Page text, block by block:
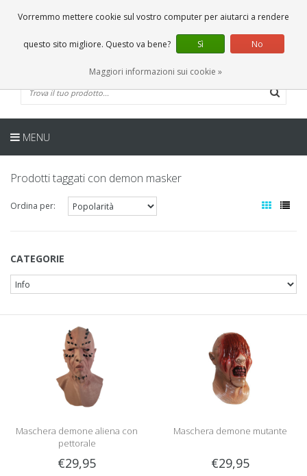
0 Articoli
IT
MENU
Prodotti taggati con demon masker
Ordina per:
CATEGORIE
Maschera demone aliena con
pettorale
€29,95
Maschera demone mutante
€29,95
Vorremmo mettere cookie sul vostro computer per aiutarci a rendere
questo sito migliore. Questo va bene? Sì No
Maggiori informazioni sui cookie »